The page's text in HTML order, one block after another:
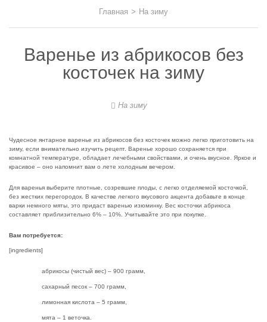
Главная > На зиму
Варенье из абрикосов без
косточек на зиму
На зиму
Чудесное янтарное варенье из абрикосов без косточек можно легко приготовить на
зиму, если внимательно изучить рецепт. Варенье хорошо сохраняется при
комнатной температуре, обладает лечебными свойствами, и очень вкусное. Яркое и
красивое – оно напомнит вам о лете холодным вечером.
Для варенья выберите плотные, созревшие плоды, с легко отделяемой косточкой,
без жестких перегородок. В качестве легкого вкусового акцента добавьте в конце
варки немного мяты, это придаст варенью изюминку. Вес косточки абрикоса
составляет приблизительно 6% – 10%. Учитывайте это при покупке.
Вам потребуется:
[ingredients]
абрикосы (чистый вес) – 900 грамм,
сахарный песок – 700 грамм,
лимонная кислота – 5 грамм,
мята – 1 веточка.